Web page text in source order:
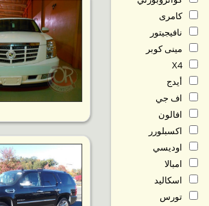
كامرى
نافيجيتور
مينى كوبر
X4
أيدج
اف جي
افالون
اكسبلورر
اوديسي
امبالا
اسكاليد
تورس